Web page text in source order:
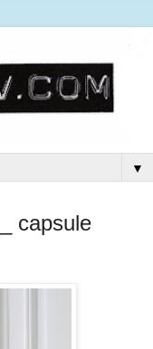
▼
capsule